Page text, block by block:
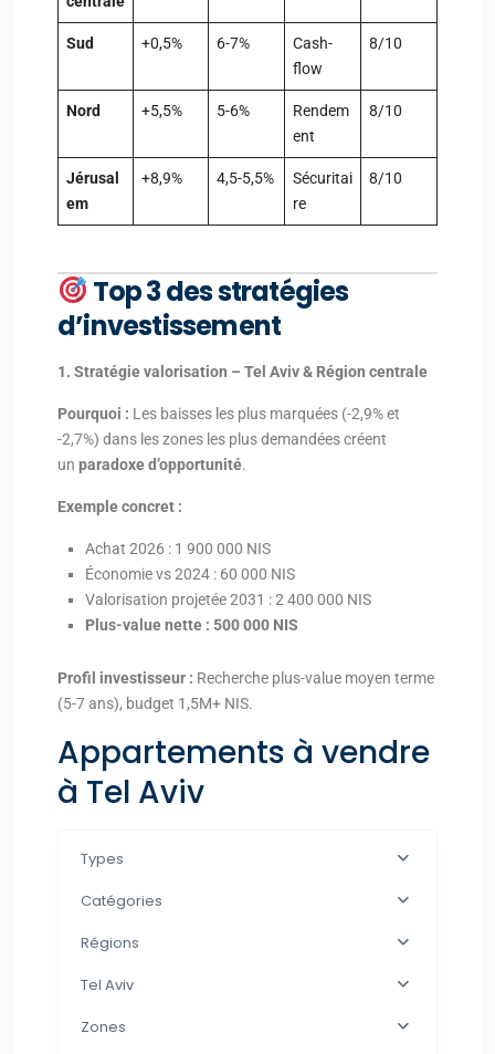
Sud +0,5% 6-7%
Cash-
flow
8/10
Nord +5,5% 5-6%
Rendem
ent
8/10
Jérusal
em
+8,9% 4,5-5,5%
Sécuritai
re
8/10
Top 3 des stratégies
d’investissement
1. Stratégie valorisation – Tel Aviv & Région centrale
Pourquoi : Les baisses les plus marquées (-2,9% et
-2,7%) dans les zones les plus demandées créent
un paradoxe d’opportunité.
Exemple concret :
Achat 2026 : 1 900 000 NIS
Économie vs 2024 : 60 000 NIS
Valorisation projetée 2031 : 2 400 000 NIS
Plus-value nette : 500 000 NIS
Profil investisseur : Recherche plus-value moyen terme
(5-7 ans), budget 1,5M+ NIS.
Appartements à vendre
à Tel Aviv
Types
Catégories
Régions
Tel Aviv
Zones